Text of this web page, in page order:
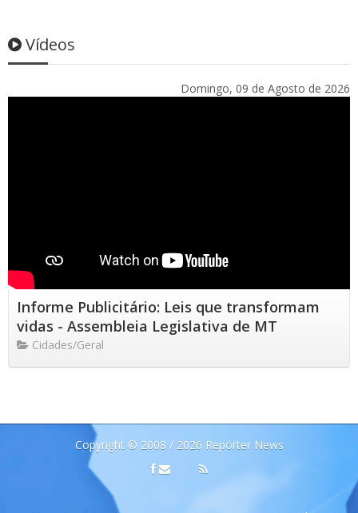
Vídeos
Domingo, 09 de Agosto de 2026
Informe Publicitário: Leis que transformam
vidas - Assembleia Legislativa de MT
Cidades/Geral
Copyright © 2008 / 2026 Repórter News